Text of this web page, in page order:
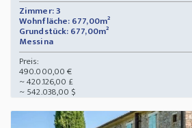
Zimmer: 3
Wohnfläche: 677,00m²
Grundstück: 677,00m²
Messina
Preis:
490.000,00 €
~ 420.126,00 £
~ 542.038,00 $